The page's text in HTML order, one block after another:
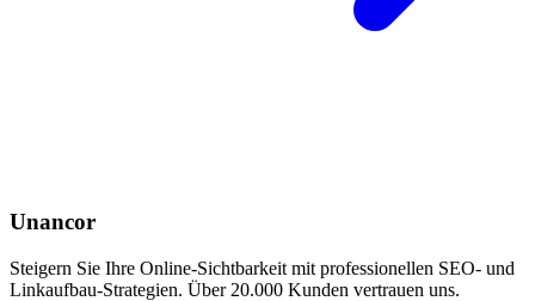
Unancor
Steigern Sie Ihre Online-Sichtbarkeit mit professionellen SEO- und
Linkaufbau-Strategien. Über 20.000 Kunden vertrauen uns.